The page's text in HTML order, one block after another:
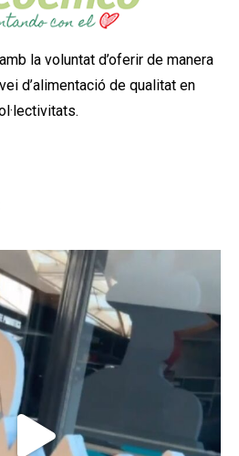
la voluntat d’oferir de manera
d’alimentació de qualitat en